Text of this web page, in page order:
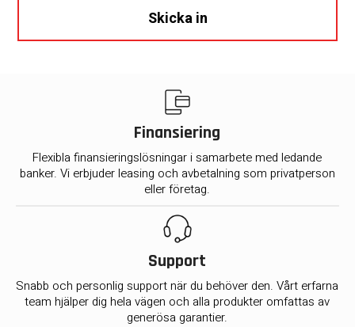
Skicka in
Finansiering
Flexibla finansieringslösningar i samarbete med ledande
banker. Vi erbjuder leasing och avbetalning som privatperson
eller företag.
Support
Snabb och personlig support när du behöver den. Vårt erfarna
team hjälper dig hela vägen och alla produkter omfattas av
generösa garantier.